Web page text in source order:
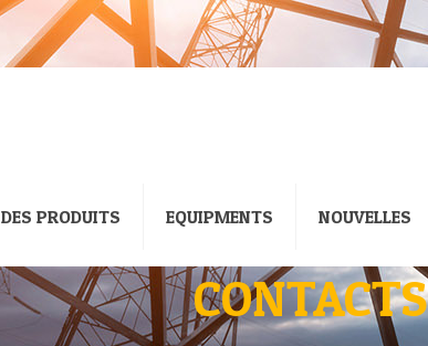
DES PRODUITS EQUIPMENTS NOUVELLES
CONTACTS